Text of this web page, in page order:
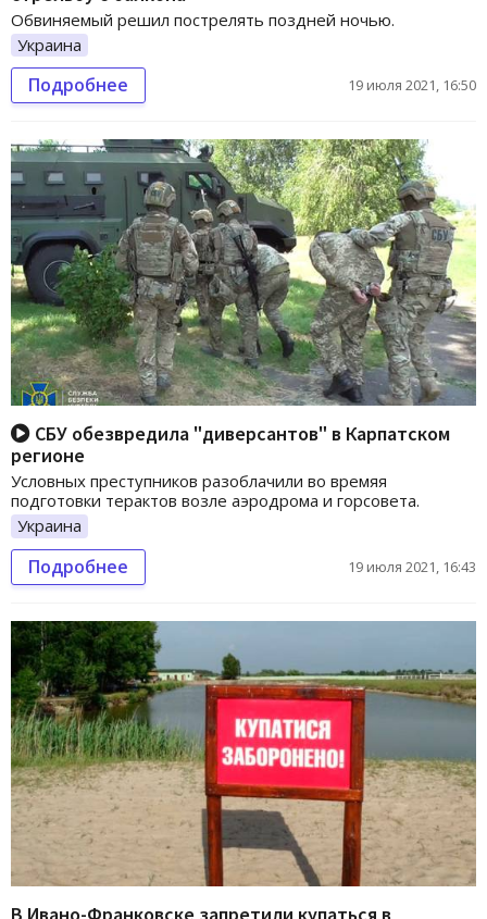
Обвиняемый решил пострелять поздней ночью.
Украина
Подробнее 19 июля 2021, 16:50
СБУ обезвредила "диверсантов" в Карпатском
регионе
Условных преступников разоблачили во времяя
подготовки терактов возле аэродрома и горсовета.
Украина
Подробнее 19 июля 2021, 16:43